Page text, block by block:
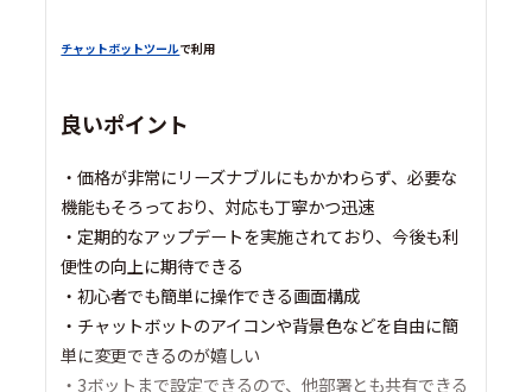
チャットボットツールで利用
良いポイント
・価格が非常にリーズナブルにもかかわらず、必要な
機能もそろっており、対応も丁寧かつ迅速
・定期的なアップデートを実施されており、今後も利
便性の向上に期待できる
・初心者でも簡単に操作できる画面構成
・チャットボットのアイコンや背景色などを自由に簡
単に変更できるのが嬉しい
・3ボットまで設定できるので、他部署とも共有できる